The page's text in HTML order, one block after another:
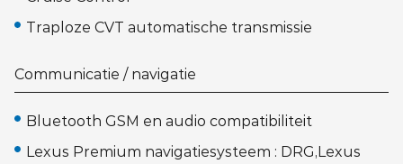
Traploze CVT automatische transmissie
Communicatie / navigatie
Bluetooth GSM en audio compatibiliteit
Lexus Premium navigatiesysteem : DRG,Lexus